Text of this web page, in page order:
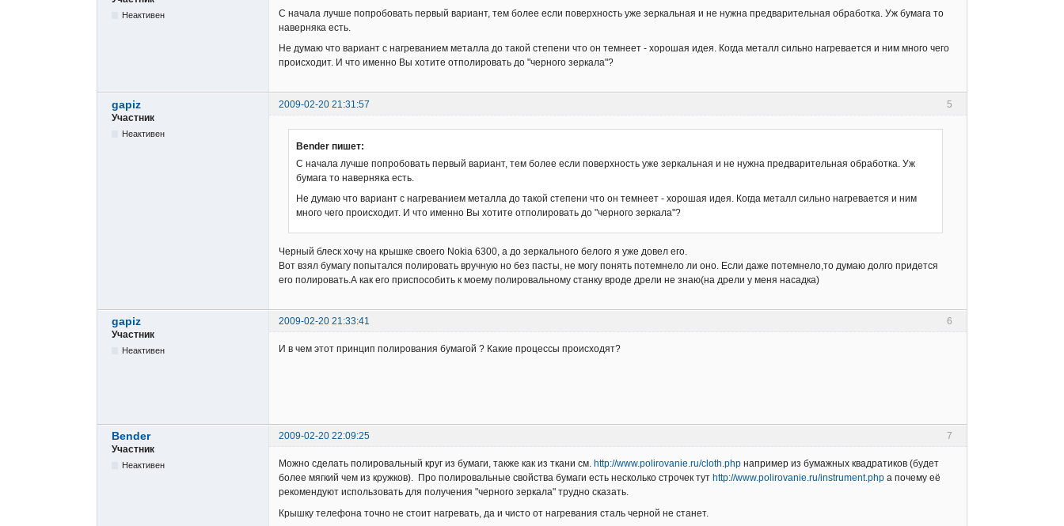
Неактивен
С начала лучше попробовать первый вариант, тем более если поверхность уже зеркальная и не нужна предварительная обработка. Уж бумага то
наверняка есть.
Не думаю что вариант с нагреванием металла до такой степени что он темнеет - хорошая идея. Когда металл сильно нагревается и ним много чего
происходит. И что именно Вы хотите отполировать до "черного зеркала"?
5
gapiz
2009-02-20 21:31:57
Участник
Неактивен
Bender пишет:
С начала лучше попробовать первый вариант, тем более если поверхность уже зеркальная и не нужна предварительная обработка. Уж
бумага то наверняка есть.
Не думаю что вариант с нагреванием металла до такой степени что он темнеет - хорошая идея. Когда металл сильно нагревается и ним
много чего происходит. И что именно Вы хотите отполировать до "черного зеркала"?
Черный блеск хочу на крышке своего Nokia 6300, а до зеркального белого я уже довел его.
Вот взял бумагу попытался полировать вручную но без пасты, не могу понять потемнело ли оно. Если даже потемнело,то думаю долго придется
его полировать.А как его приспособить к моему полировальному станку вроде дрели не знаю(на дрели у меня насадка)
6
gapiz
2009-02-20 21:33:41
Участник
Неактивен И в чем этот принцип полирования бумагой ? Какие процессы происходят?
7
Bender
2009-02-20 22:09:25
Участник
Неактивен Можно сделать полировальный круг из бумаги, также как из ткани см. http://www.polirovanie.ru/cloth.php например из бумажных квадратиков (будет
более мягкий чем из кружков). Про полировальные свойства бумаги есть несколько строчек тут http://www.polirovanie.ru/instrument.php а почему её
рекомендуют использовать для получения "черного зеркала" трудно сказать.
Крышку телефона точно не стоит нагревать, да и чисто от нагревания сталь черной не станет.